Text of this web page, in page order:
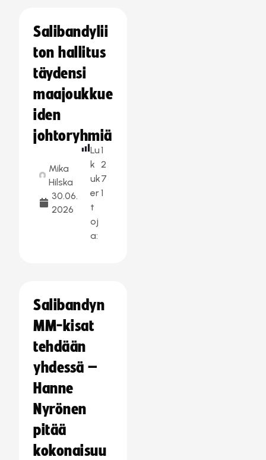
Salibandylii
ton hallitus
täydensi
maajoukkue
iden
johtoryhmiä
Mika
Hilska
30.06.
2026
Lu
k
uk
er
t
oj
a:
1
2
7
1
Salibandyn
MM-kisat
tehdään
yhdessä –
Hanne
Nyrönen
pitää
kokonaisuu